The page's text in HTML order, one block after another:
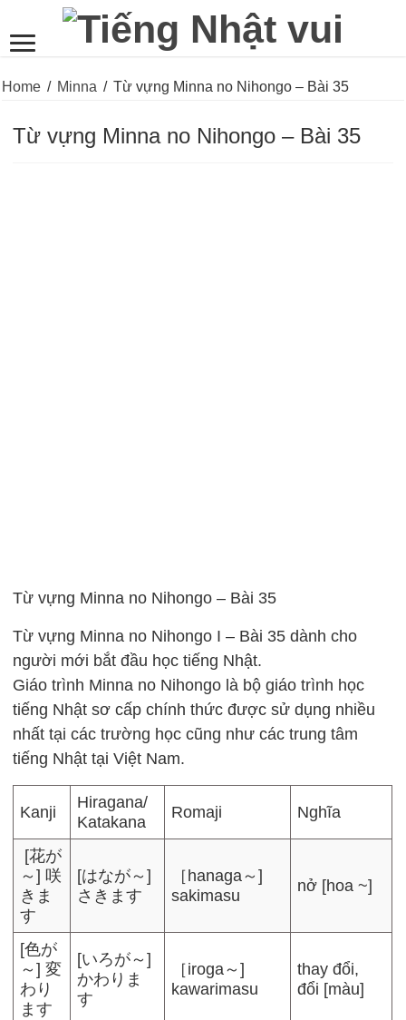
Home / Minna / Từ vựng Minna no Nihongo – Bài 35
Từ vựng Minna no Nihongo – Bài 35
Từ vựng Minna no Nihongo – Bài 35
Từ vựng Minna no Nihongo I – Bài 35 dành cho
người mới bắt đầu học tiếng Nhật.
Giáo trình Minna no Nihongo là bộ giáo trình học
tiếng Nhật sơ cấp chính thức được sử dụng nhiều
nhất tại các trường học cũng như các trung tâm
tiếng Nhật tại Việt Nam.
Kanji
Hiragana/
Katakana
Romaji Nghĩa
[花が
～] 咲
きま
す
[はなが～]
さきます
［hanaga～]
sakimasu
nở [hoa ~]
[色が
～] 変
わり
ます
[いろが～]
かわりま
す
［iroga～]
kawarimasu
thay đổi,
đổi [màu]